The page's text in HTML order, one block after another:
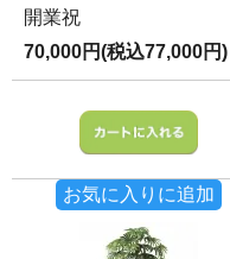
開業祝
70,000円(税込77,000円)
お気に入りに追加